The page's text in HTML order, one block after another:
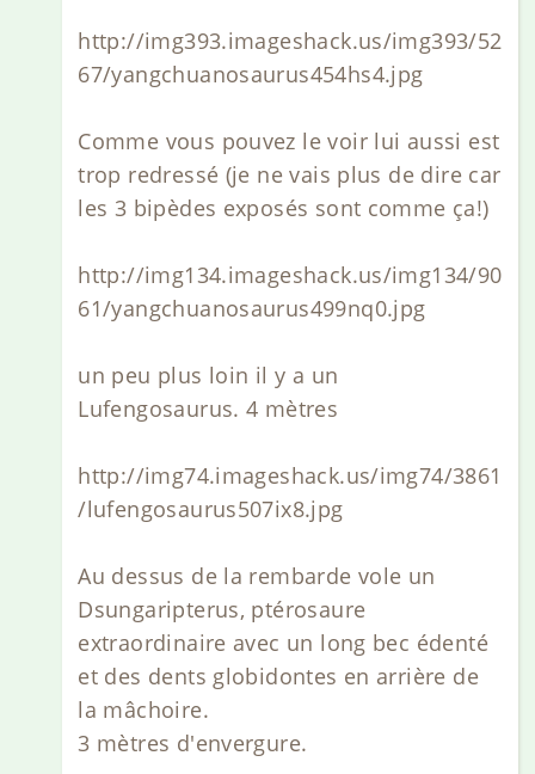
http://img393.imageshack.us/img393/52
67/yangchuanosaurus454hs4.jpg
Comme vous pouvez le voir lui aussi est
trop redressé (je ne vais plus de dire car
les 3 bipèdes exposés sont comme ça!)
http://img134.imageshack.us/img134/90
61/yangchuanosaurus499nq0.jpg
un peu plus loin il y a un
Lufengosaurus. 4 mètres
http://img74.imageshack.us/img74/3861
/lufengosaurus507ix8.jpg
Au dessus de la rembarde vole un
Dsungaripterus, ptérosaure
extraordinaire avec un long bec édenté
et des dents globidontes en arrière de
la mâchoire.
3 mètres d'envergure.